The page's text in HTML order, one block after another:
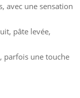
avec une sensation
pâte levée,
parfois une touche